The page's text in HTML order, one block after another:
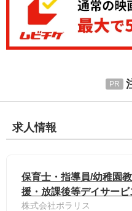
求人情報
保育士・指導員/幼稚園
援・放課後等デイサー
株式会社ポラリス